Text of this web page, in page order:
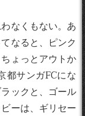
なくもない。あ
なると、ピンク
ょっとアウトか
サンガFCにな
ックと、ゴール
ーは、ギリセー